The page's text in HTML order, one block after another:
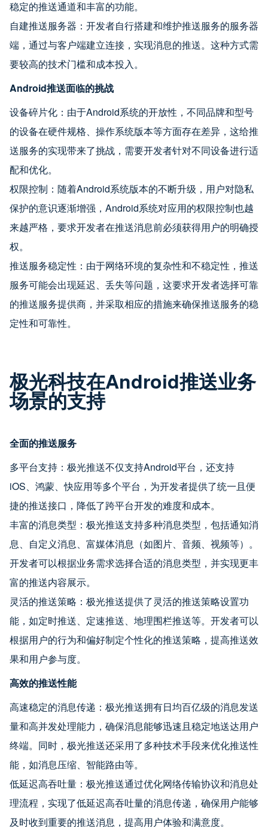
稳定的推送通道和丰富的功能。
自建推送服务器：开发者自行搭建和维护推送服务的服务器
端，通过与客户端建立连接，实现消息的推送。这种方式需
要较高的技术门槛和成本投入。
Android推送面临的挑战
设备碎片化：由于Android系统的开放性，不同品牌和型号
的设备在硬件规格、操作系统版本等方面存在差异，这给推
送服务的实现带来了挑战，需要开发者针对不同设备进行适
配和优化。
权限控制：随着Android系统版本的不断升级，用户对隐私
保护的意识逐渐增强，Android系统对应用的权限控制也越
来越严格，要求开发者在推送消息前必须获得用户的明确授
权。
推送服务稳定性：由于网络环境的复杂性和不稳定性，推送
服务可能会出现延迟、丢失等问题，这要求开发者选择可靠
的推送服务提供商，并采取相应的措施来确保推送服务的稳
定性和可靠性。
极光科技在Android推送业务
场景的支持
全面的推送服务
多平台支持：极光推送不仅支持Android平台，还支持
iOS、鸿蒙、快应用等多个平台，为开发者提供了统一且便
捷的推送接口，降低了跨平台开发的难度和成本。
丰富的消息类型：极光推送支持多种消息类型，包括通知消
息、自定义消息、富媒体消息（如图片、音频、视频等）。
开发者可以根据业务需求选择合适的消息类型，并实现更丰
富的推送内容展示。
灵活的推送策略：极光推送提供了灵活的推送策略设置功
能，如定时推送、定速推送、地理围栏推送等。开发者可以
根据用户的行为和偏好制定个性化的推送策略，提高推送效
果和用户参与度。
高效的推送性能
高速稳定的消息传递：极光推送拥有日均百亿级的消息发送
量和高并发处理能力，确保消息能够迅速且稳定地送达用户
终端。同时，极光推送还采用了多种技术手段来优化推送性
能，如消息压缩、智能路由等。
低延迟高吞吐量：极光推送通过优化网络传输协议和消息处
理流程，实现了低延迟高吞吐量的消息传递，确保用户能够
及时收到重要的推送消息，提高用户体验和满意度。